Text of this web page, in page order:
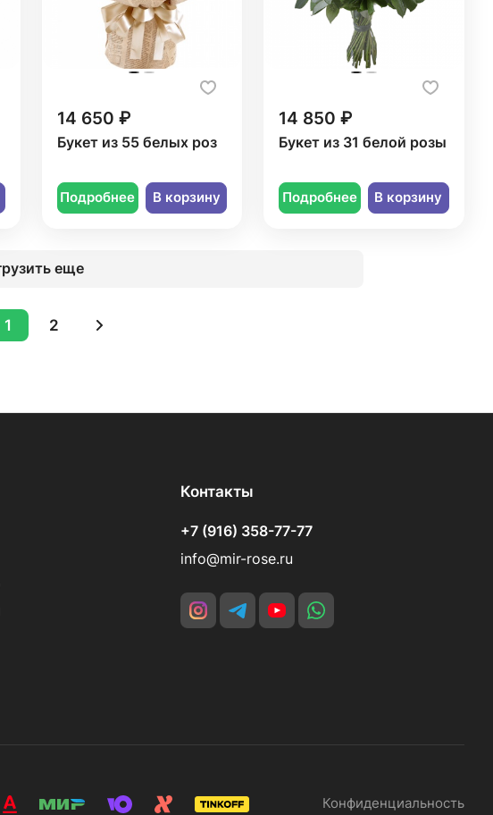
14 650 ₽
Букет из 55 белых роз
Подробнее В корзину
14 850 ₽
Букет из 31 белой розы
Подробнее В корзину
еще
1 2
Контакты
+7 (916) 358-77-77
info@mir-rose.ru
Конфиденциальность